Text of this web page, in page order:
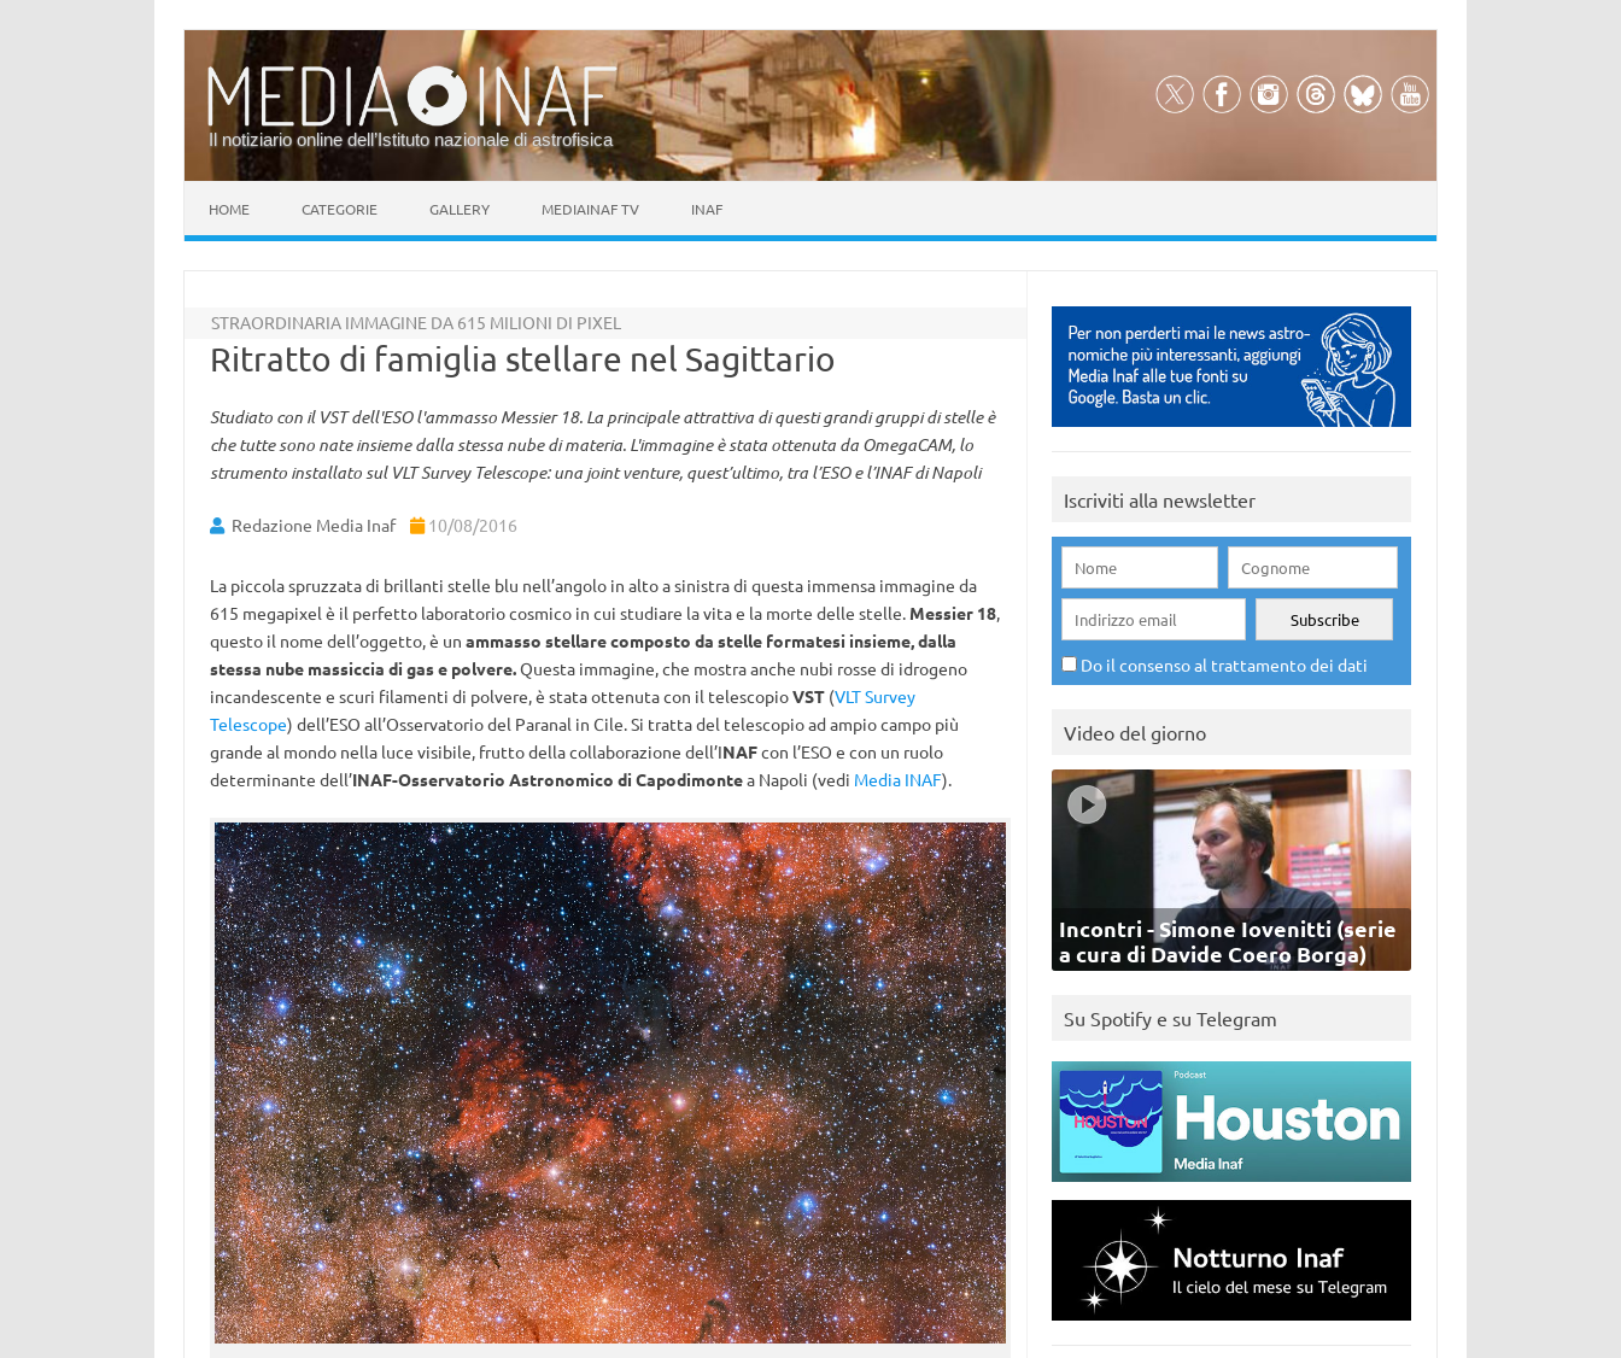
Il notiziario online dell’Istituto nazionale di astrofisica
HOME CATEGORIE GALLERY MEDIAINAF TV INAF
STRAORDINARIA IMMAGINE DA 615 MILIONI DI PIXEL
Ritratto di famiglia stellare nel Sagittario
Studiato con il VST dell'ESO l'ammasso Messier 18. La principale attrattiva di questi grandi gruppi di stelle è
che tutte sono nate insieme dalla stessa nube di materia. L'immagine è stata ottenuta da OmegaCAM, lo
strumento installato sul VLT Survey Telescope: una joint venture, quest’ultimo, tra l’ESO e l’INAF di Napoli
Redazione Media Inaf 10/08/2016
La piccola spruzzata di brillanti stelle blu nell’angolo in alto a sinistra di questa immensa immagine da
615 megapixel è il perfetto laboratorio cosmico in cui studiare la vita e la morte delle stelle. Messier 18,
questo il nome dell’oggetto, è un ammasso stellare composto da stelle formatesi insieme, dalla
stessa nube massiccia di gas e polvere.Questa immagine, che mostra anche nubi rosse di idrogeno
incandescente e scuri filamenti di polvere, è stata ottenuta con il telescopioVST(VLT Survey
Telescope) dell’ESO all’Osservatorio del Paranal in Cile. Si tratta del telescopio ad ampio campo più
grande al mondo nella luce visibile, frutto della collaborazione dell’INAFcon l’ESO e con un ruolo
determinante dell’INAF-Osservatorio Astronomico di Capodimontea Napoli (vedi Media INAF).
Iscriviti alla newsletter
Do il consenso al trattamento dei dati
Video del giorno
Incontri - Simone Iovenitti (serie
a cura di Davide Coero Borga)
Su Spotify e su Telegram